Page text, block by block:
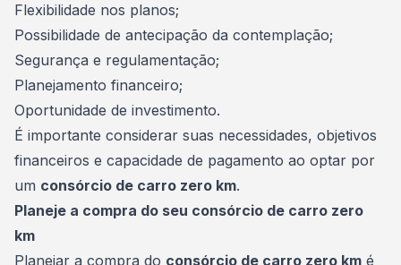
Flexibilidade nos planos;
Possibilidade de antecipação da contemplação;
Segurança e regulamentação;
Planejamento financeiro;
Oportunidade de investimento.
É importante considerar suas necessidades, objetivos
financeiros e capacidade de pagamento ao optar por
um consórcio de carro zero km.
Planeje a compra do seu consórcio de carro zero
km
Planejar a compra do consórcio de carro zero km é